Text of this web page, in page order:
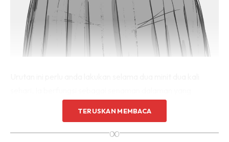
membersihkan dan menyahtoksik kawasan tersebut serta
TERUSKAN MEMBACA
∞